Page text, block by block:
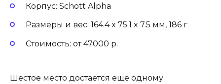
Корпус: Schott Alpha
Размеры и вес: 164.4 x 75.1 x 7.5 мм, 186 г
Стоимость: от 47000 р.
Шестое место достаётся ещё одному